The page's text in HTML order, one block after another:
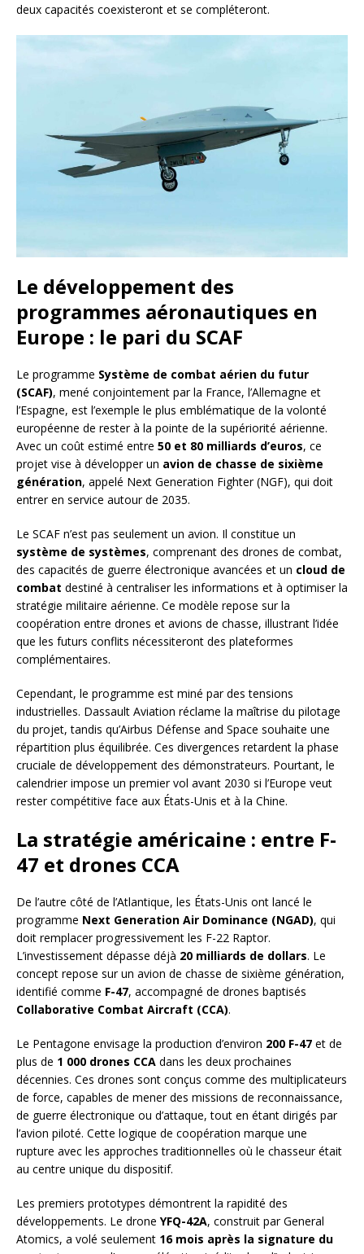
deux capacités coexisteront et se compléteront.
Le développement des
programmes aéronautiques en
Europe : le pari du SCAF
Le programme Système de combat aérien du futur
(SCAF), mené conjointement par la France, l’Allemagne et
l’Espagne, est l’exemple le plus emblématique de la volonté
européenne de rester à la pointe de la supériorité aérienne.
Avec un coût estimé entre 50 et 80 milliards d’euros, ce
projet vise à développer un avion de chasse de sixième
génération, appelé Next Generation Fighter (NGF), qui doit
entrer en service autour de 2035.
Le SCAF n’est pas seulement un avion. Il constitue un
système de systèmes, comprenant des drones de combat,
des capacités de guerre électronique avancées et un cloud de
combat destiné à centraliser les informations et à optimiser la
stratégie militaire aérienne. Ce modèle repose sur la
coopération entre drones et avions de chasse, illustrant l’idée
que les futurs conflits nécessiteront des plateformes
complémentaires.
Cependant, le programme est miné par des tensions
industrielles. Dassault Aviation réclame la maîtrise du pilotage
du projet, tandis qu’Airbus Défense and Space souhaite une
répartition plus équilibrée. Ces divergences retardent la phase
cruciale de développement des démonstrateurs. Pourtant, le
calendrier impose un premier vol avant 2030 si l’Europe veut
rester compétitive face aux États-Unis et à la Chine.
La stratégie américaine : entre F-
47 et drones CCA
De l’autre côté de l’Atlantique, les États-Unis ont lancé le
programme Next Generation Air Dominance (NGAD), qui
doit remplacer progressivement les F-22 Raptor.
L’investissement dépasse déjà 20 milliards de dollars. Le
concept repose sur un avion de chasse de sixième génération,
identifié comme F-47, accompagné de drones baptisés
Collaborative Combat Aircraft (CCA).
Le Pentagone envisage la production d’environ 200 F-47 et de
plus de 1 000 drones CCA dans les deux prochaines
décennies. Ces drones sont conçus comme des multiplicateurs
de force, capables de mener des missions de reconnaissance,
de guerre électronique ou d’attaque, tout en étant dirigés par
l’avion piloté. Cette logique de coopération marque une
rupture avec les approches traditionnelles où le chasseur était
au centre unique du dispositif.
Les premiers prototypes démontrent la rapidité des
développements. Le drone YFQ-42A, construit par General
Atomics, a volé seulement 16 mois après la signature du